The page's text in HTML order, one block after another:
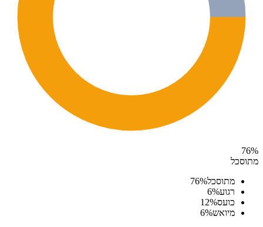
76%
מתוסכל
מתוסכל
76%
רגוע
6%
כועס
12%
מיואש
6%